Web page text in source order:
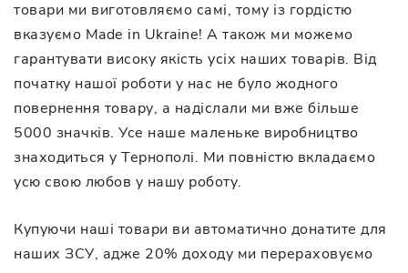
товари ми виготовляємо самі, тому із гордістю
вказуємо Made in Ukraine! А також ми можемо
гарантувати високу якість усіх наших товарів. Від
початку нашої роботи у нас не було жодного
повернення товару, а надіслали ми вже більше
5000 значків. Усе наше маленьке виробництво
знаходиться у Тернополі. Ми повністю вкладаємо
усю свою любов у нашу роботу.
Купуючи наші товари ви автоматично донатите для
наших ЗСУ, адже 20% доходу ми перераховуємо